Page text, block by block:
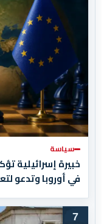
سياسة
خبيرة إسرائيلية
في أوروبا وتدعو
7